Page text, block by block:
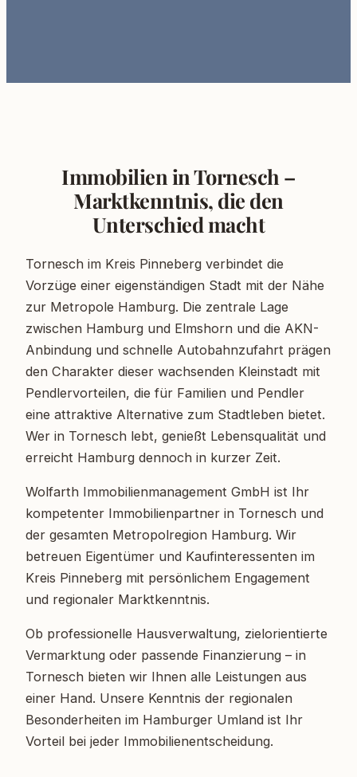
Immobilien in Tornesch –
Marktkenntnis, die den
Unterschied macht
Tornesch im Kreis Pinneberg verbindet die
Vorzüge einer eigenständigen Stadt mit der Nähe
zur Metropole Hamburg. Die zentrale Lage
zwischen Hamburg und Elmshorn und die AKN-
Anbindung und schnelle Autobahnzufahrt prägen
den Charakter dieser wachsenden Kleinstadt mit
Pendlervorteilen, die für Familien und Pendler
eine attraktive Alternative zum Stadtleben bietet.
Wer in Tornesch lebt, genießt Lebensqualität und
erreicht Hamburg dennoch in kurzer Zeit.
Wolfarth Immobilienmanagement GmbH ist Ihr
kompetenter Immobilienpartner in Tornesch und
der gesamten Metropolregion Hamburg. Wir
betreuen Eigentümer und Kaufinteressenten im
Kreis Pinneberg mit persönlichem Engagement
und regionaler Marktkenntnis.
Ob professionelle Hausverwaltung, zielorientierte
Vermarktung oder passende Finanzierung – in
Tornesch bieten wir Ihnen alle Leistungen aus
einer Hand. Unsere Kenntnis der regionalen
Besonderheiten im Hamburger Umland ist Ihr
Vorteil bei jeder Immobilienentscheidung.